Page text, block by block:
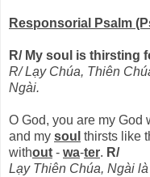
Responsorial Psalm
R/ My soul is thirsting
R/ Lạy Chúa, Thiên
Ngài.
O God, you are my God
and my soul thirsts like
without - wa-ter. R/
Lạy Thiên Chúa, Ngài